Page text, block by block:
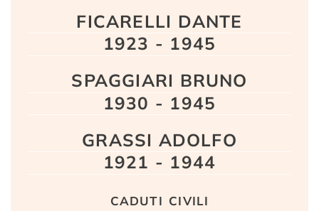
FICARELLI DANTE
1923 - 1945
SPAGGIARI BRUNO
1930 - 1945
GRASSI ADOLFO
1921 - 1944
caduti civili